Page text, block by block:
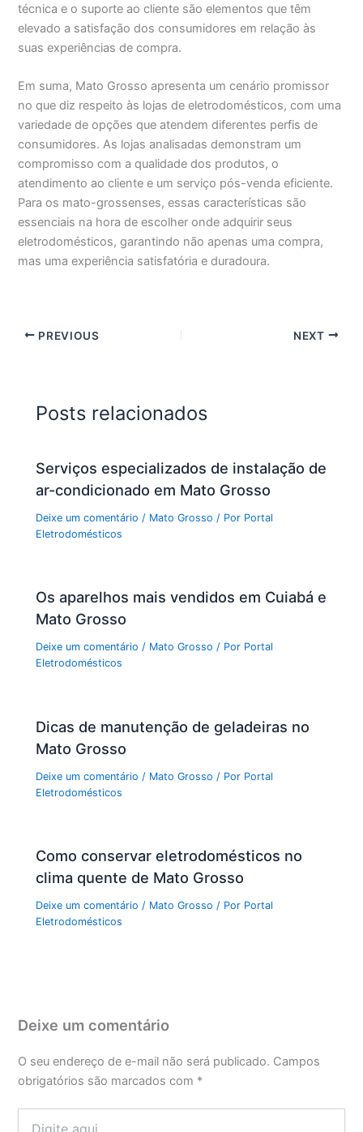
técnica e o suporte ao cliente são elementos que têm
elevado a satisfação dos consumidores em relação às
suas experiências de compra.
Em suma, Mato Grosso apresenta um cenário promissor
no que diz respeito às lojas de eletrodomésticos, com uma
variedade de opções que atendem diferentes perfis de
consumidores. As lojas analisadas demonstram um
compromisso com a qualidade dos produtos, o
atendimento ao cliente e um serviço pós-venda eficiente.
Para os mato-grossenses, essas características são
essenciais na hora de escolher onde adquirir seus
eletrodomésticos, garantindo não apenas uma compra,
mas uma experiência satisfatória e duradoura.
PREVIOUS NEXT
Posts relacionados
Serviços especializados de instalação de
ar-condicionado em Mato Grosso
Deixe um comentário / Mato Grosso / Por Portal
Eletrodomésticos
Os aparelhos mais vendidos em Cuiabá e
Mato Grosso
Deixe um comentário / Mato Grosso / Por Portal
Eletrodomésticos
Dicas de manutenção de geladeiras no
Mato Grosso
Deixe um comentário / Mato Grosso / Por Portal
Eletrodomésticos
Como conservar eletrodomésticos no
clima quente de Mato Grosso
Deixe um comentário / Mato Grosso / Por Portal
Eletrodomésticos
Deixe um comentário
O seu endereço de e-mail não será publicado. Campos
obrigatórios são marcados com *